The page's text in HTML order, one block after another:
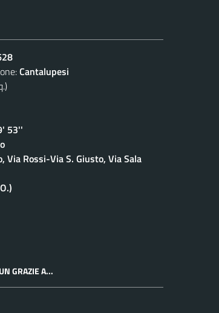
Cantalupesi
53''
Via Rossi-Via S. Giusto, Via Sala
UN GRAZIE A...